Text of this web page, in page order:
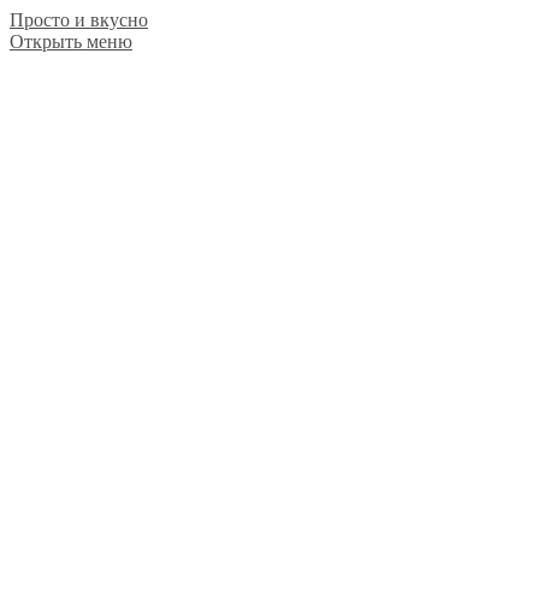
Просто и вкусно
Открыть меню